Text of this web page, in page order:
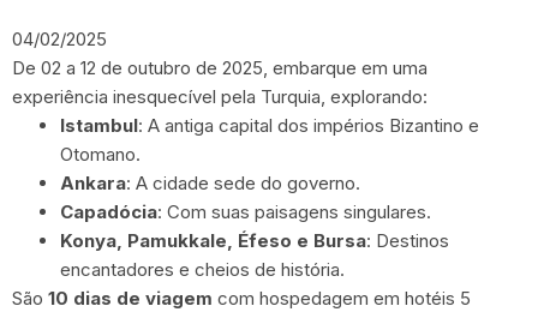
04/02/2025
De 02 a 12 de outubro de 2025, embarque em uma
experiência inesquecível pela Turquia, explorando:
Istambul: A antiga capital dos impérios Bizantino e
Otomano.
Ankara: A cidade sede do governo.
Capadócia: Com suas paisagens singulares.
Konya, Pamukkale, Éfeso e Bursa: Destinos
encantadores e cheios de história.
São 10 dias de viagem com hospedagem em hotéis 5